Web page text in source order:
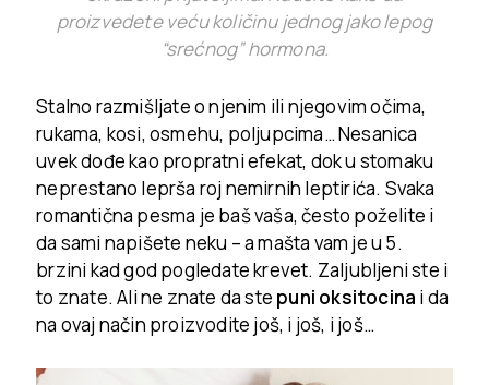
proizvedete veću količinu jednog jako lepog
“srećnog” hormona.
Stalno razmišljate o njenim ili njegovim očima,
rukama, kosi, osmehu, poljupcima… Nesanica
uvek dođe kao propratni efekat, dok u stomaku
neprestano leprša roj nemirnih leptirića. Svaka
romantična pesma je baš vaša, često poželite i
da sami napišete neku – a mašta vam je u 5.
brzini kad god pogledate krevet. Zaljubljeni ste i
to znate. Ali ne znate da ste puni oksitocina i da
na ovaj način proizvodite još, i još, i još…